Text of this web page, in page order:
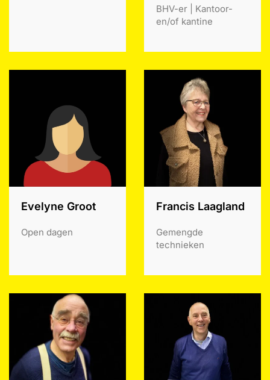
BHV-er | Kantoor-
en/of kantine
Evelyne Groot
Open dagen
Francis Laagland
Gemengde
technieken